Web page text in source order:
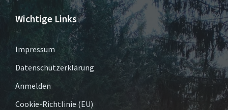
Wichtige Links
Impressum
Datenschutzerklärung
Anmelden
Cookie-Richtlinie (EU)